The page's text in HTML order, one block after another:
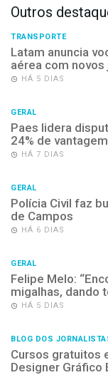
Outros
TRANSPORTE
Latam anuncia
aérea com
HÁ 5 DIAS
GERAL
Paes lidera
24% de
HÁ 7 DIAS
GERAL
Polícia Civil faz
de Campos
HÁ 6 DIAS
GERAL
Felipe Melo:
migalhas, dando
HÁ 5 DIAS
BLOG DOS
Cursos gratuitos
Designer Gráfico